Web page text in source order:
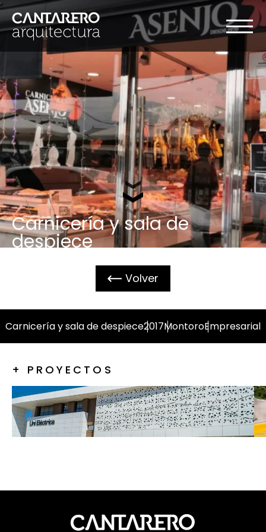
Carnicería y sala de
despiece
Volver
Carnicería y sala de despiece2017MontoroEmpresarial
+ PROYECTOS